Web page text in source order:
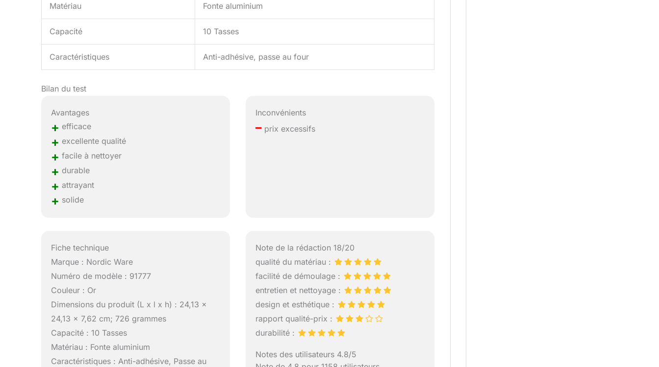
Matériau Fonte aluminium
Capacité 10 Tasses
Caractéristiques Anti-adhésive, passe au four
Bilan du test
Avantages
+ efficace
+ excellente qualité
+ facile à nettoyer
+ durable
+ attrayant
+ solide
Inconvénients
– prix excessifs
Fiche technique
Marque : Nordic Ware
Numéro de modèle : 91777
Couleur : Or
Dimensions du produit (L x l x h) : 24,13 x
24,13 x 7,62 cm; 726 grammes
Capacité : 10 Tasses
Matériau : Fonte aluminium
Caractéristiques : Anti-adhésive, Passe au
Note de la rédaction 18/20
qualité du matériau :
facilité de démoulage :
entretien et nettoyage :
design et esthétique :
rapport qualité-prix :
durabilité :
Notes des utilisateurs 4.8/5